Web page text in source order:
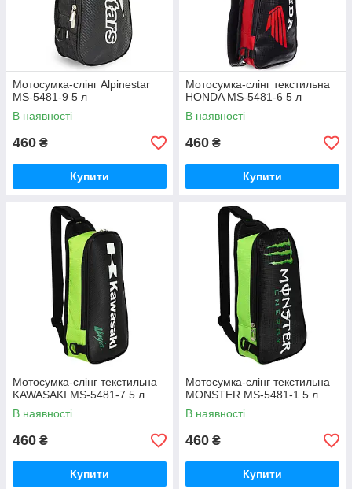
Мотосумка-слінг Alpinestar
MS-5481-9 5 л
В наявності
460 ₴
Купити
Мотосумка-слінг текстильна
HONDA MS-5481-6 5 л
В наявності
460 ₴
Купити
Мотосумка-слінг текстильна
KAWASAKI MS-5481-7 5 л
В наявності
460 ₴
Купити
Мотосумка-слінг текстильна
MONSTER MS-5481-1 5 л
В наявності
460 ₴
Купити